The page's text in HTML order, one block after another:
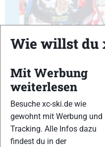
37
Wie willst du
Mit Werbung
weiterlesen
Besuche xc-ski.de wie
gewohnt mit Werbung und
Tracking. Alle Infos dazu
findest du in der